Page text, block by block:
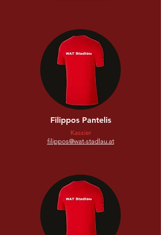
Filippos Pantelis
Kassier
filippos@wat-stadlau.at